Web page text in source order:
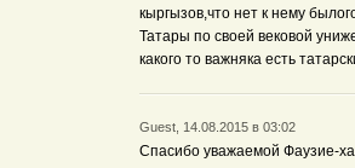
кыргызов,что нет к нему
Татары по своей вековой
какого то важняка есть
Guest, 14.08.2015 в 03:02
Спасибо уважаемой Фаузие-